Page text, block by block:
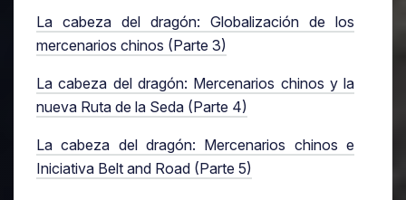
La cabeza del dragón: Globalización de los
mercenarios chinos (Parte 3)
La cabeza del dragón: Mercenarios chinos y la
nueva Ruta de la Seda (Parte 4)
La cabeza del dragón: Mercenarios chinos e
Iniciativa Belt and Road (Parte 5)